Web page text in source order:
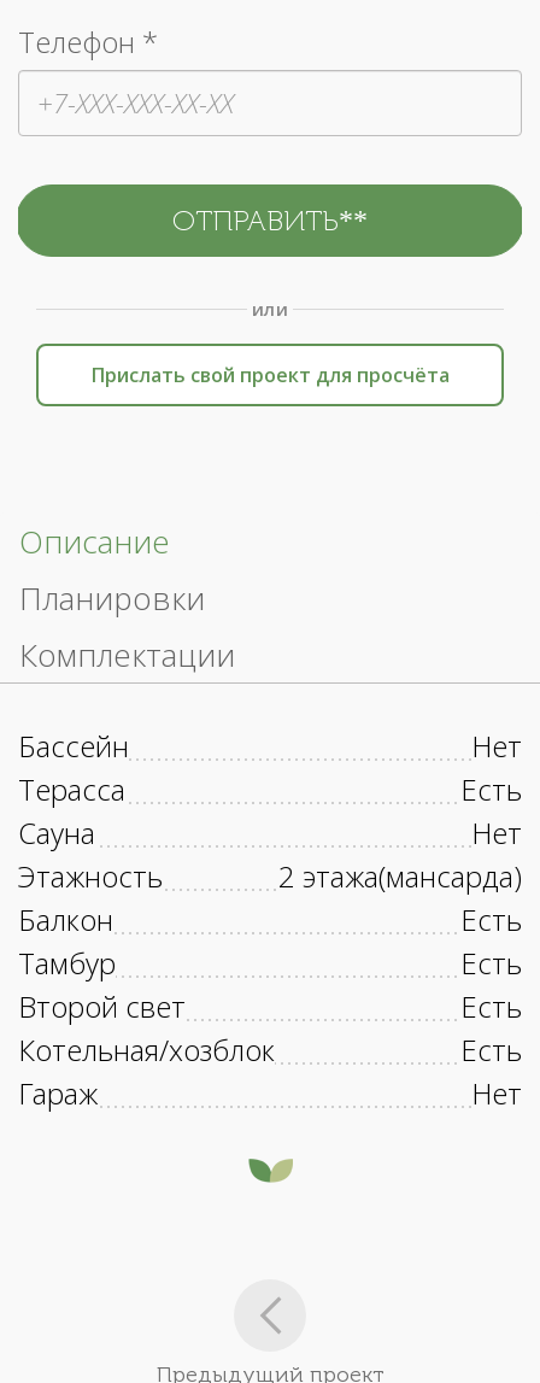
Телефон *
или
Прислать свой проект для просчёта
Описание
Планировки
Комплектации
Бассейн
Нет
Терасса
Есть
Сауна
Нет
Этажность
2 этажа(мансарда)
Балкон
Есть
Тамбур
Есть
Второй свет
Есть
Котельная/хозблок
Есть
Гараж
Нет
Предыдущий проект